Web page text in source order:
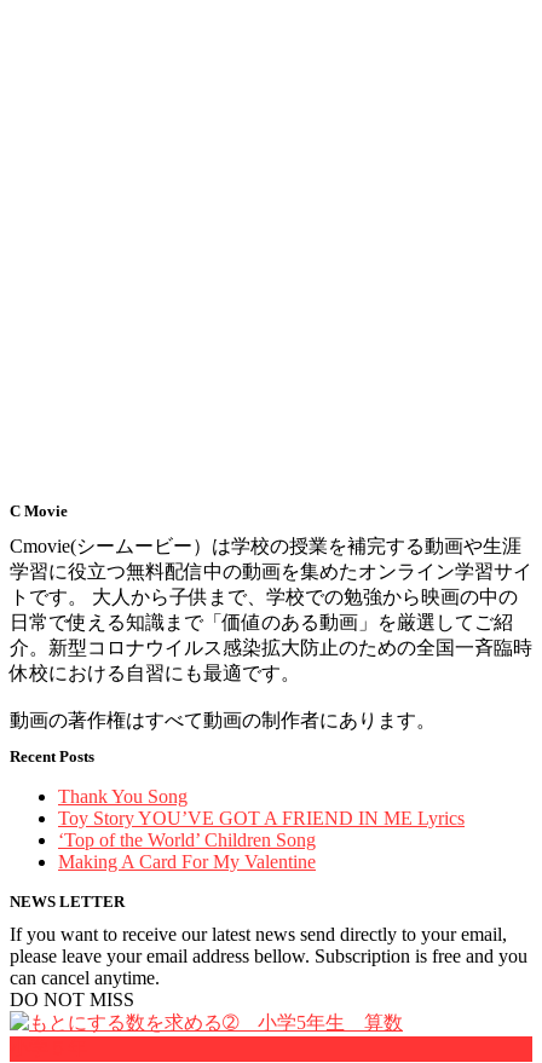
C Movie
Cmovie(シームービー）は学校の授業を補完する動画や生涯
学習に役立つ無料配信中の動画を集めたオンライン学習サイ
トです。 大人から子供まで、学校での勉強から映画の中の
日常で使える知識まで「価値のある動画」を厳選してご紹
介。新型コロナウイルス感染拡大防止のための全国一斉臨時
休校における自習にも最適です。
動画の著作権はすべて動画の制作者にあります。
Recent Posts
Thank You Song
Toy Story YOU’VE GOT A FRIEND IN ME Lyrics
‘Top of the World’ Children Song
Making A Card For My Valentine
NEWS LETTER
If you want to receive our latest news send directly to your email,
please leave your email address bellow. Subscription is free and you
can cancel anytime.
DO NOT MISS